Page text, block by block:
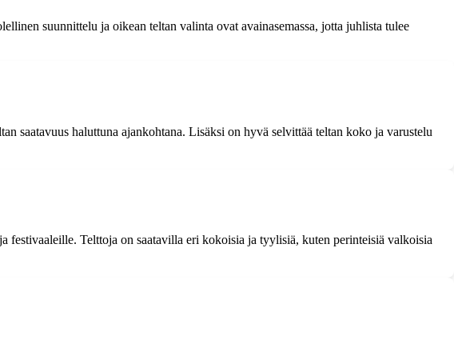
suunnittelu ja oikean teltan valinta ovat avainasemassa, jotta juhlista tulee
saatavuus haluttuna ajankohtana. Lisäksi on hyvä selvittää teltan koko ja varustelu
Telttoja on saatavilla eri kokoisia ja tyylisiä, kuten perinteisiä valkoisia